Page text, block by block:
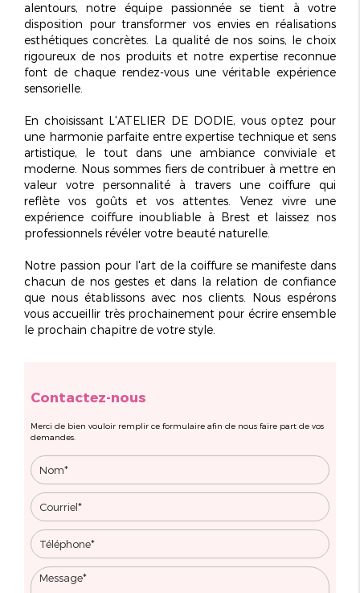
alentours, notre équipe passionnée se tient à votre
disposition pour transformer vos envies en réalisations
esthétiques concrètes . La qualité de nos soins, le choix
rigoureux de nos produits et notre expertise reconnue
font de chaque rendez-vous une véritable expérience
sensorielle.
En choisissant L'ATELIER DE DODIE, vous optez pour
une harmonie parfaite entre expertise technique et sens
artistique, le tout dans une ambiance conviviale et
moderne. Nous sommes fiers de contribuer à mettre en
valeur votre personnalité à travers une coiffure qui
reflète vos goûts et vos attentes. Venez vivre une
expérience coiffure inoubliable à Brest et laissez nos
professionnels révéler votre beauté naturelle.
Notre passion pour l'art de la coiffure se manifeste dans
chacun de nos gestes et dans la relation de confiance
que nous établissons avec nos clients. Nous espérons
vous accueillir très prochainement pour écrire ensemble
le prochain chapitre de votre style.
Contactez-nous
Merci de bien vouloir remplir ce formulaire afin de nous faire part de vos
demandes.